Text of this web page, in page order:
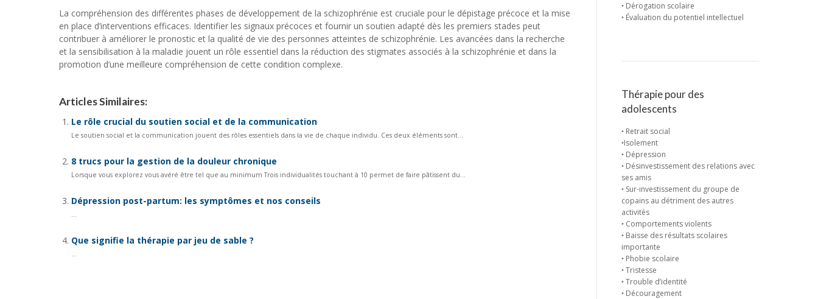
La compréhension des différentes phases de développement de la schizophrénie est cruciale pour le dépistage précoce et la mise
en place d’interventions efficaces. Identifier les signaux précoces et fournir un soutien adapté dès les premiers stades peut
contribuer à améliorer le pronostic et la qualité de vie des personnes atteintes de schizophrénie. Les avancées dans la recherche
et la sensibilisation à la maladie jouent un rôle essentiel dans la réduction des stigmates associés à la schizophrénie et dans la
promotion d’une meilleure compréhension de cette condition complexe.
Articles Similaires:
Le rôle crucial du soutien social et de la communication
Le soutien social et la communication jouent des rôles essentiels dans la vie de chaque individu. Ces deux éléments sont...
8 trucs pour la gestion de la douleur chronique
Lorsque vous explorez vous avéré être tel que au minimum Trois individualités touchant à 10 permet de faire pâtissent du...
Dépression post-partum: les symptômes et nos conseils
...
Que signifie la thérapie par jeu de sable ?
...
‣ Dérogation scolaire
‣ Évaluation du potentiel intellectuel
Thérapie pour des
adolescents
‣ Retrait social
‣Isolement
‣ Dépression
‣ Désinvestissement des relations avec
ses amis
‣ Sur-investissement du groupe de
copains au détriment des autres
activités
‣ Comportements violents
‣ Baisse des résultats scolaires
importante
‣ Phobie scolaire
‣ Tristesse
‣ Trouble d’identité
‣ Découragement